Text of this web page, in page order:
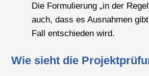
Die Formulierung „in der
auch, dass es Ausnahmen
Fall entschieden wird.
Wie sieht die